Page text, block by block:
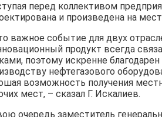
перед коллективом
и произведена на
важное событие для двух
продукт всегда
поэтому искренне
нефтегазового
возможность получения
мест, – сказал Г. Искалиев.
очередь заместитель